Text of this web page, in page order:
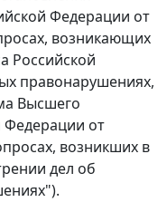
Федерации от
возникающих
Российской
правонарушениях,
Высшего
Федерации от
возникших в
дел об